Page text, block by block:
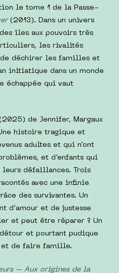
le tome 1 de la Passe-
(2013). Dans un univers
îles aux pouvoirs très
les rivalités
de déchirer les familles et
initiatique dans un monde
échappée qui vaut
de Jennifer, Margaux
histoire tragique et
adultes et qui n’ont
et d’enfants qui
leurs défaillances. Trois
avec une infinie
des survivantes. Un
d’amour et de justesse
et peut être réparer ? Un
et pourtant pudique
et de faire famille.
– Aux origines de la